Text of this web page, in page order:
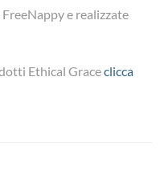
e realizzate
Ethical Graceclicca